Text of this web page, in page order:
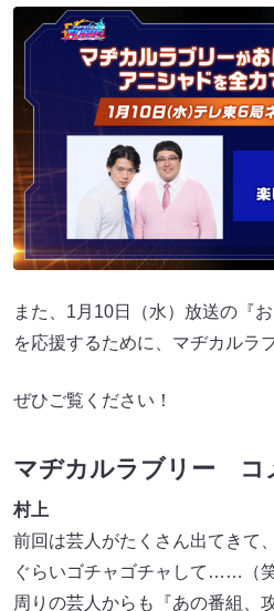
また、1月10日（水）放送の『
を応援するために、マヂカルラ
ぜひご覧ください！
マヂカルラブリー コ
村上
前回は芸人がたくさん出てきて
ぐらいゴチャゴチャして……（笑
周りの芸人からも『あの番組、